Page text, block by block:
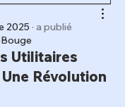
2025 · a publié
Utilitaires
Révolution